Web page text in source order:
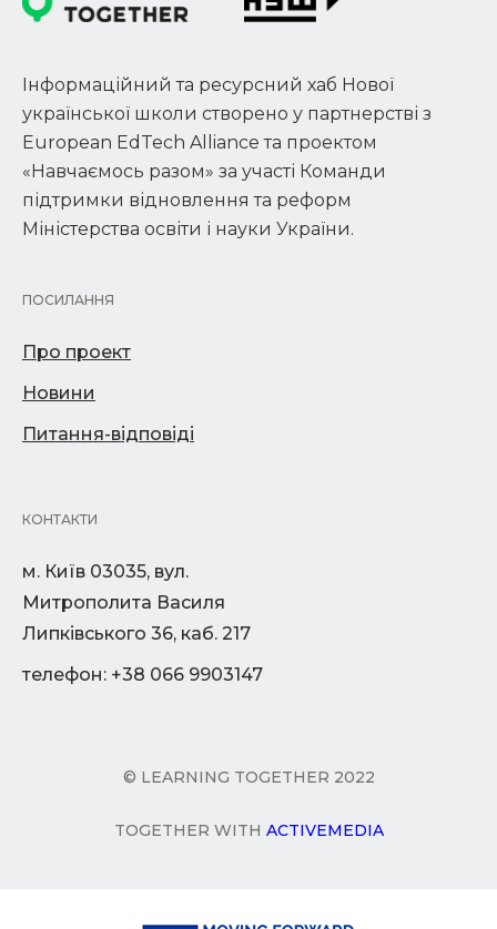
Інформаційний та ресурсний хаб Нової
української школи створено у партнерстві з
European EdTech Alliance та проектом
«Навчаємось разом» за участі Команди
підтримки відновлення та реформ
Міністерства освіти і науки України.
ПОСИЛАННЯ
Про проект
Новини
Питання-відповіді
КОНТАКТИ
м. Київ 03035, вул.
Митрополита Василя
Липківського 36, каб. 217
телефон: +38 066 9903147
© LEARNING TOGETHER 2022
TOGETHER WITH ACTIVEMEDIA